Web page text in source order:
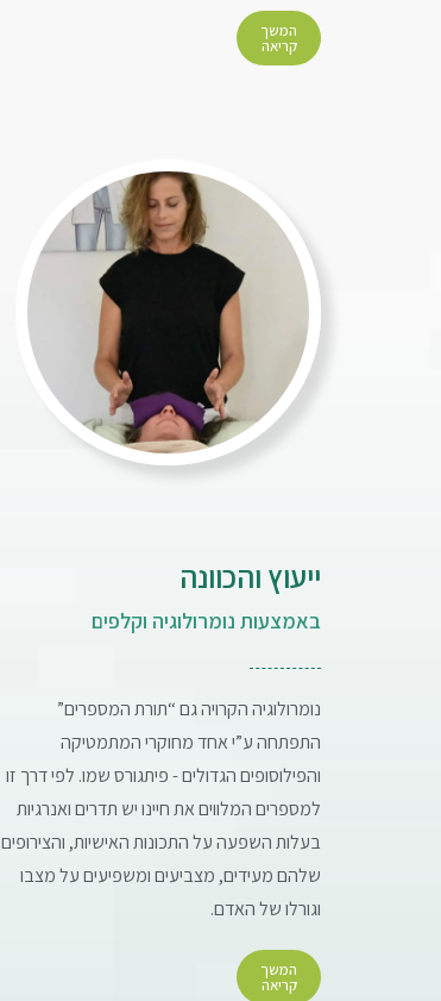
המשך
קריאה
ייעוץ והכוונה
באמצעות נומרולוגיה וקלפים
נומרולוגיה הקרויה גם “תורת המספרים”
התפתחה ע”י אחד מחוקרי המתמטיקה
והפילוסופים הגדולים - פיתגורס שמו. לפי דרך זו
למספרים המלווים את חיינו יש תדרים ואנרגיות
בעלות השפעה על התכונות האישיות, והצירופים
שלהם מעידים, מצביעים ומשפיעים על מצבו
וגורלו של האדם.
המשך
קריאה